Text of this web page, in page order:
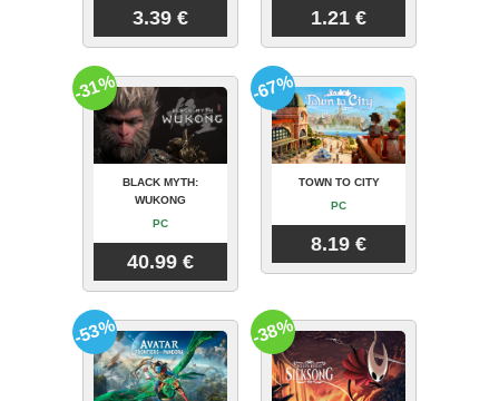
3.39 € 1.21 €
BLACK MYTH:
WUKONG
PC
40.99 €
-31%
TOWN TO CITY
PC
8.19 €
-67%
-53% -38%